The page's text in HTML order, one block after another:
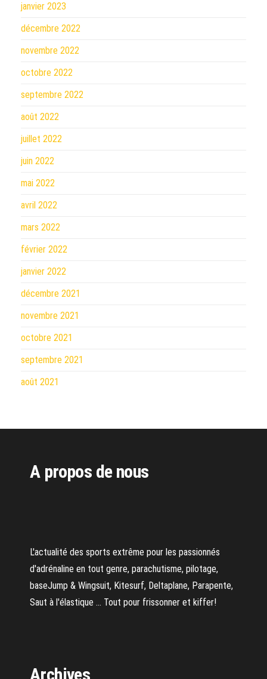
janvier 2023
décembre 2022
novembre 2022
octobre 2022
septembre 2022
août 2022
juillet 2022
juin 2022
mai 2022
avril 2022
mars 2022
février 2022
janvier 2022
décembre 2021
novembre 2021
octobre 2021
septembre 2021
août 2021
A propos de nous
L'actualité des sports extrême pour les passionnés
d'adrénaline en tout genre, parachutisme, pilotage,
baseJump & Wingsuit, Kitesurf, Deltaplane, Parapente,
Saut à l'élastique ... Tout pour frissonner et kiffer!
Archives